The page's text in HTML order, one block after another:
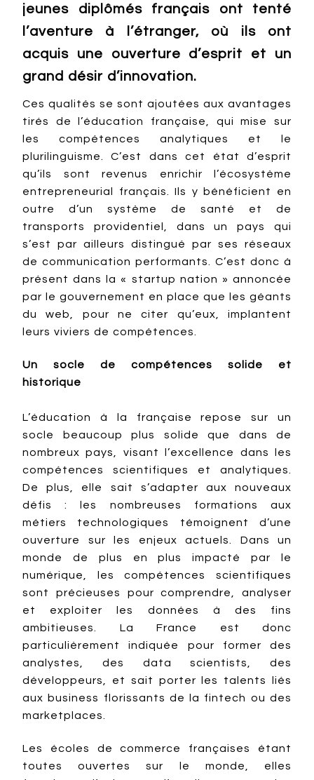
jeunes diplômés français ont tenté
l’aventure à l’étranger, où ils ont
acquis une ouverture d’esprit et un
grand désir d’innovation.
Ces qualités se sont ajoutées aux avantages
tirés de l’éducation française, qui mise sur
les compétences analytiques et le
plurilinguisme. C’est dans cet état d’esprit
qu’ils sont revenus enrichir l’écosystème
entrepreneurial français. Ils y bénéficient en
outre d’un système de santé et de
transports providentiel, dans un pays qui
s’est par ailleurs distingué par ses réseaux
de communication performants. C’est donc à
présent dans la « startup nation » annoncée
par le gouvernement en place que les géants
du web, pour ne citer qu’eux, implantent
leurs viviers de compétences.
Un socle de compétences solide et
historique
L’éducation à la française repose sur un
socle beaucoup plus solide que dans de
nombreux pays, visant l’excellence dans les
compétences scientifiques et analytiques.
De plus, elle sait s’adapter aux nouveaux
défis : les nombreuses formations aux
métiers technologiques témoignent d’une
ouverture sur les enjeux actuels. Dans un
monde de plus en plus impacté par le
numérique, les compétences scientifiques
sont précieuses pour comprendre, analyser
et exploiter les données à des fins
ambitieuses. La France est donc
particulièrement indiquée pour former des
analystes, des data scientists, des
développeurs, et sait porter les talents liés
aux business florissants de la fintech ou des
marketplaces.
Les écoles de commerce françaises étant
toutes ouvertes sur le monde, elles